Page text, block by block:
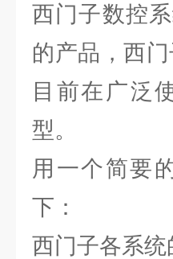
西门子数控
的产品，西
目前在广泛
型。
用一个简要
下：
西门子各系